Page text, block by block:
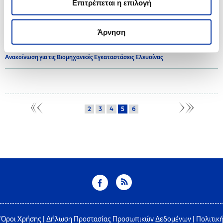
Επιτρέπεται η επιλογή
Άρνηση
2017
21.07.2017
Ανακοίνωση για τις Βιομηχανικές Εγκαταστάσεις Ελευσίνας
2 3 4 5 6
Όροι Χρήσης Δήλωση Προστασίας Προσωπικών Δεδομένων Πολιτική